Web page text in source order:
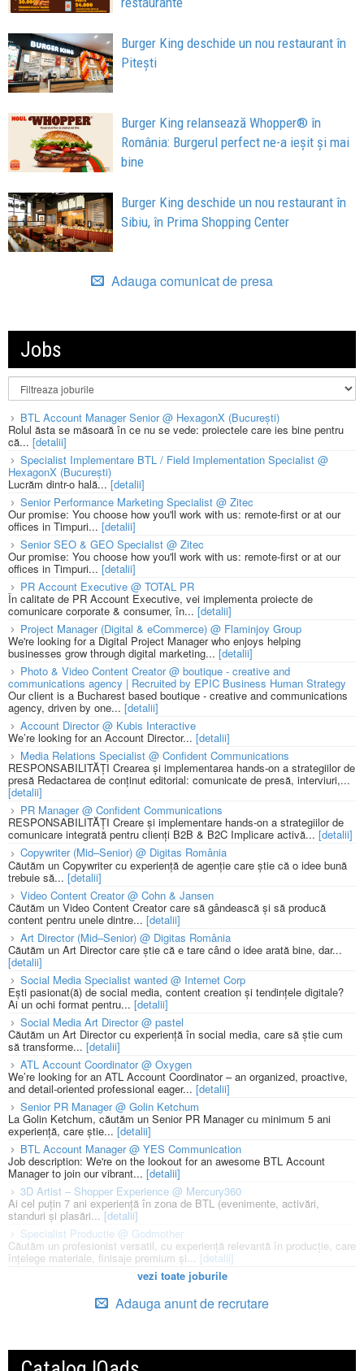
Burger King deschide un nou restaurant în
Pitești
Burger King relansează Whopper® în
România: Burgerul perfect ne-a ieșit și mai
bine
Burger King deschide un nou restaurant în
Sibiu, în Prima Shopping Center
Adauga comunicat de presa
Jobs
BTL Account Manager Senior @ HexagonX (București)
Rolul ăsta se măsoară în ce nu se vede: proiectele care ies bine pentru
că... [detalii]
Specialist Implementare BTL / Field Implementation Specialist @
HexagonX (București)
Lucrăm dintr-o hală...[detalii]
Senior Performance Marketing Specialist @ Zitec
Our promise: You choose how you'll work with us: remote-first or at our
offices in Timpuri... [detalii]
Senior SEO & GEO Specialist @ Zitec
Our promise: You choose how you'll work with us: remote-first or at our
offices in Timpuri... [detalii]
PR Account Executive @ TOTAL PR
În calitate de PR Account Executive, vei implementa proiecte de
comunicare corporate & consumer, în... [detalii]
Project Manager (Digital & eCommerce) @ Flaminjoy Group
We're looking for a Digital Project Manager who enjoys helping
businesses grow through digital marketing... [detalii]
Photo & Video Content Creator @ boutique - creative and
communications agency | Recruited by EPIC Business Human Strategy
Our client is a Bucharest based boutique - creative and communications
agency, driven by one... [detalii]
Account Director @ Kubis Interactive
We’re looking for an Account Director... [detalii]
Media Relations Specialist @ Confident Communications
RESPONSABILITĂȚI Crearea și implementarea hands-on a strategiilor de
presă Redactarea de conținut editorial: comunicate de presă, interviuri,...
[detalii]
PR Manager @ Confident Communications
RESPONSABILITĂȚI Creare și implementare hands-on a strategiilor de
comunicare integrată pentru clienți B2B & B2C Implicare activă... [detalii]
Copywriter (Mid–Senior) @ Digitas România
Căutăm un Copywriter cu experiență de agenție care știe că o idee bună
trebuie să... [detalii]
Video Content Creator @ Cohn & Jansen
Căutăm un Video Content Creator care să gândească și să producă
content pentru unele dintre... [detalii]
Art Director (Mid–Senior) @ Digitas România
Căutăm un Art Director care știe că e tare când o idee arată bine, dar...
[detalii]
Social Media Specialist wanted @ Internet Corp
Ești pasionat(ă) de social media, content creation și tendințele digitale?
Ai un ochi format pentru... [detalii]
Social Media Art Director @ pastel
Căutăm un Art Director cu experiență în social media, care să știe cum
să transforme... [detalii]
ATL Account Coordinator @ Oxygen
We’re looking for an ATL Account Coordinator – an organized, proactive,
and detail-oriented professional eager... [detalii]
Senior PR Manager @ Golin Ketchum
La Golin Ketchum, căutăm un Senior PR Manager cu minimum 5 ani
experiență, care știe... [detalii]
BTL Account Manager @ YES Communication
Job description: We're on the lookout for an awesome BTL Account
Manager to join our vibrant... [detalii]
3D Artist – Shopper Experience @ Mercury360
Ai cel puțin 7 ani experiență în zona de BTL (evenimente, activări,
standuri și plasări... [detalii]
Specialist Productie @ Godmother
Căutăm un profesionist versatil, cu experiență relevantă în producție, care
înțelege materiale, finisaje premium și... [detalii]
vezi toate joburile
Adauga anunt de recrutare